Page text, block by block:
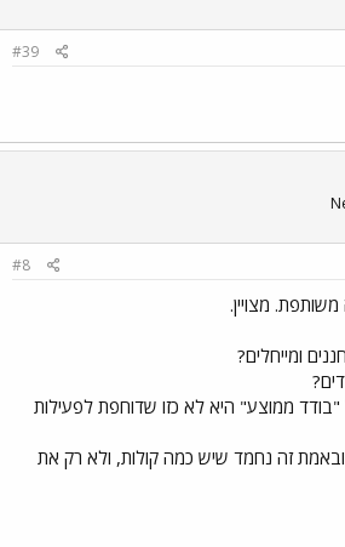
#39
#8
מצויין.
ומייחלים?
ממוצע" היא לא כזו שדוחפת לפעילות
ובאמת זה נחמד שיש כמה קולות, ולא רק את